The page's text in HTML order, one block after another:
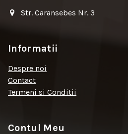
Str. Caransebes Nr. 3
Informatii
Despre noi
Contact
Termeni si Conditii
Contul Meu